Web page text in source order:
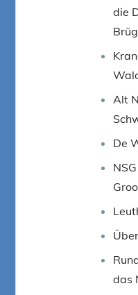
die
Alt
De
das